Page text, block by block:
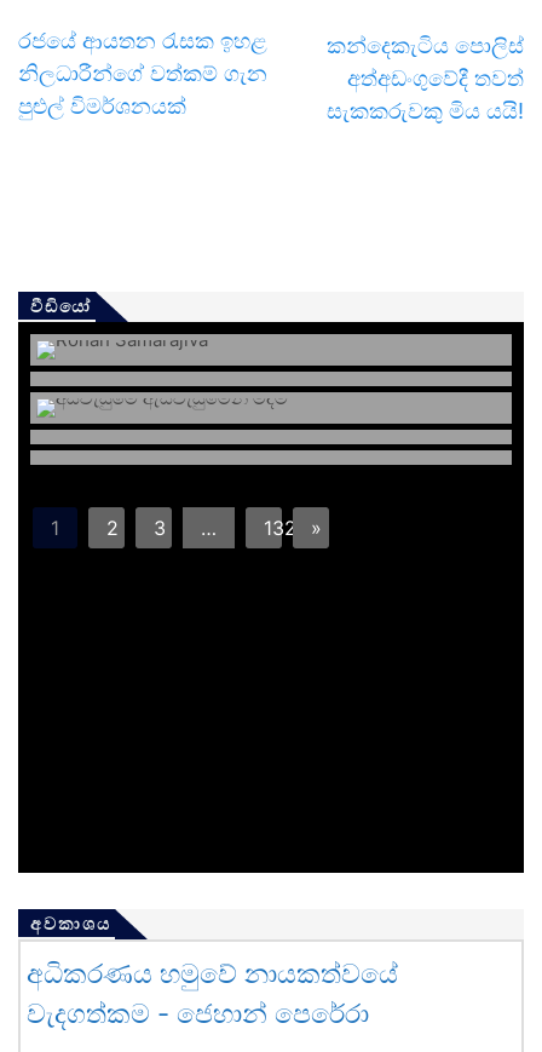
රජයේ ආයතන රැසක ඉහළ
නිලධාරීන්ගේ වත්කම් ගැන
පුළුල් විමර්ශනයක්
කන්දෙකැටිය පොලිස්
අත්අඩංගුවේදී තවත්
සැකකරුවකු මිය යයි!
වීඩියෝ
1 2 3 … 132 »
අවකාශය
අධිකරණය හමුවේ නායකත්වයේ
වැදගත්කම - ජෙහාන් පෙරේරා